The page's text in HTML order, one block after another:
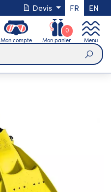
Devis FR EN
Mon compte Mon panier
0
Menu